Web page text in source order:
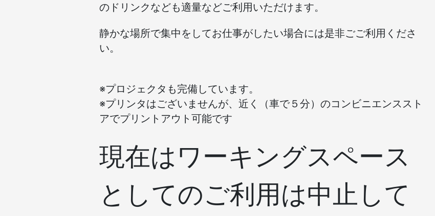
のドリンクなども適量などご利用いただけます。
静かな場所で集中をしてお仕事がしたい場合には是非ごご利用くださ
い。
※プロジェクタも完備しています。
※プリンタはございませんが、近く（車で５分）のコンビニエンススト
アでプリントアウト可能です
現在はワーキングスペース
としてのご利用は中止して